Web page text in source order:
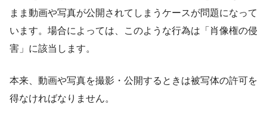
まま動画や写真が公開されてしまうケースが問題になって
います。場合によっては、このような行為は「肖像権の侵
害」に該当します。
本来、動画や写真を撮影・公開するときは被写体の許可を
得なければなりません。